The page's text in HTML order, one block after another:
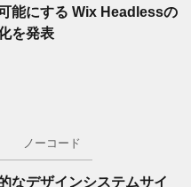
能にする Wix Headlessの
を発表
ノーコード
なデザインシステムサイ